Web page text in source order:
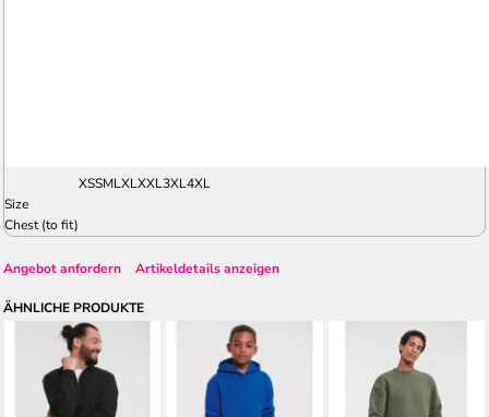
XSSMLXLXXL3XL4XL
Size
Chest (to fit)
Angebot anfordern Artikeldetails anzeigen
ÄHNLICHE PRODUKTE